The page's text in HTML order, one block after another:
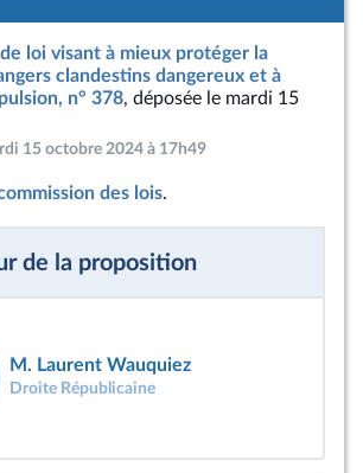
loi visant à mieux protéger la
clandestins dangereux et à
n° 378, déposée le mardi 15
15 octobre 2024 à 17h49
des lois.
de la proposition
M. Laurent Wauquiez
Droite Républicaine